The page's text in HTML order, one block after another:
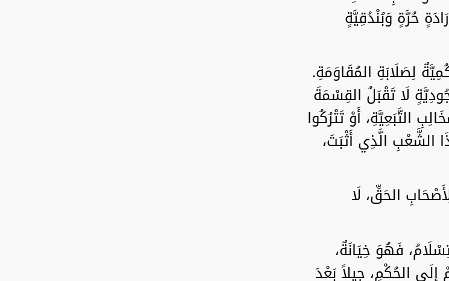
حُرَّةٍ وَبُنْدُقِيَّةٍ
لِصَلَابَةِ المُقَاوَمَةِ.
لَا تَقْبَلُ القِسْمَةَ
التَّبَعِيَّةِ، أَوْ تَتْرُكُوا
الشَّعْبِ الَّذِي أَثْبَتَ،
الحَقِّ، لَا
فَهُوَ خِيَانَةٌ،
الحُكْمِ، جِيلاً بَعْدَ